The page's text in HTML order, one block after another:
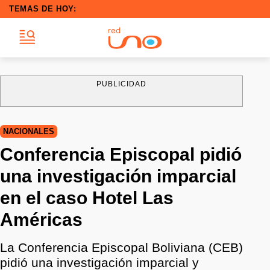
TEMAS DE HOY:
PUBLICIDAD
NACIONALES
Conferencia Episcopal pidió
una investigación imparcial
en el caso Hotel Las
Américas
La Conferencia Episcopal Boliviana (CEB)
pidió una investigación imparcial y